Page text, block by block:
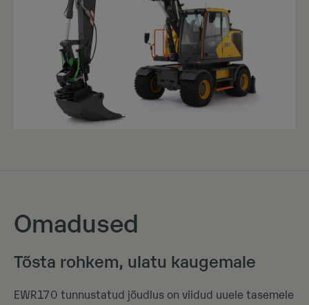
Omadused
Tõsta rohkem, ulatu kaugemale
EWR170 tunnustatud jõudlus on viidud uuele tasemele